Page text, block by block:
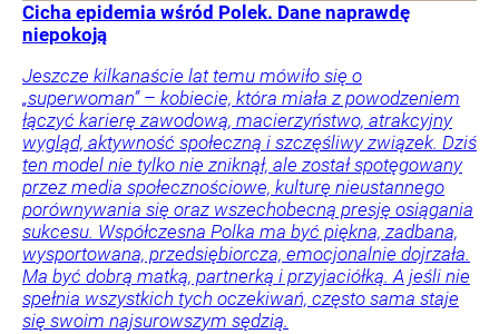
Cicha epidemia wśród Polek. Dane naprawdę
niepokoją
Jeszcze kilkanaście lat temu mówiło się o
„superwoman” – kobiecie, która miała z powodzeniem
łączyć karierę zawodową, macierzyństwo, atrakcyjny
wygląd, aktywność społeczną i szczęśliwy związek. Dziś
ten model nie tylko nie zniknął, ale został spotęgowany
przez media społecznościowe, kulturę nieustannego
porównywania się oraz wszechobecną presję osiągania
sukcesu. Współczesna Polka ma być piękna, zadbana,
wysportowana, przedsiębiorcza, emocjonalnie dojrzała.
Ma być dobrą matką, partnerką i przyjaciółką. A jeśli nie
spełnia wszystkich tych oczekiwań, często sama staje
się swoim najsurowszym sędzią.